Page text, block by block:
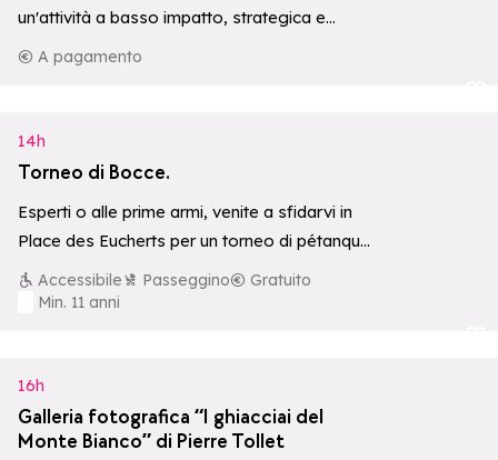
un'attività a basso impatto, strategica e
coinvolgente nel cuore della foresta. Ideale…
A pagamento
14h
Torneo di Bocce.
Esperti o alle prime armi, venite a sfidarvi in
Place des Eucherts per un torneo di pétanque
all'insegna del divertimento…
Accessibile Passeggino
Gratuito
Min. 11 anni
16h
Galleria fotografica “I ghiacciai del
Monte Bianco” di Pierre Tollet